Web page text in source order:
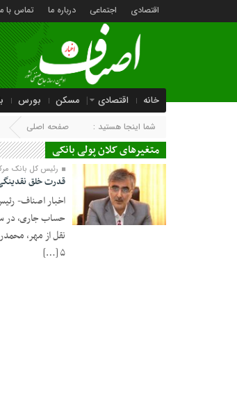
اقتصادی اجتماعی درباره ما تماس با
خانه اقتصادی مسکن بورس
شما اینجا هستید : صفحه اصلی
متغیرهای کلان پولی بانکی
18 مرداد 1402
رئیس کل بانک
قدرت خلق
اخبار اصناف-
نقل از مهر،
۵ […]